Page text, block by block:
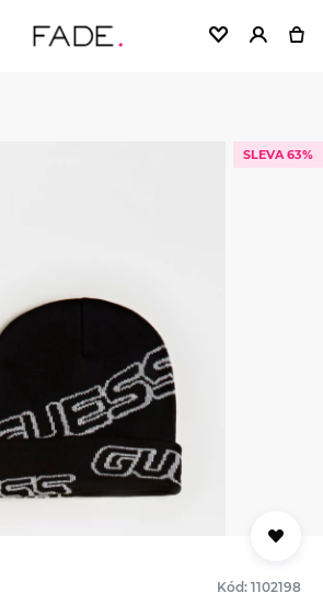
SLEVA 63%
Kód: 1102198